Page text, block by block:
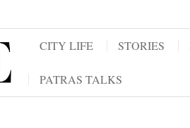
CITY LIFE STORIES
PATRAS TALKS